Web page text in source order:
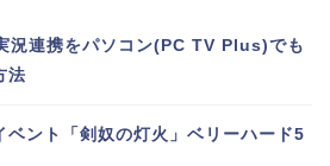
況連携をパソコン(PC TV Plus)でも
法
ベント「剣奴の灯火」ベリーハード5